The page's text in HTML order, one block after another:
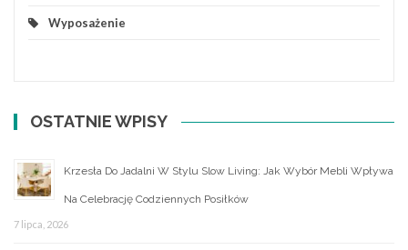
Wyposażenie
OSTATNIE WPISY
Krzesła Do Jadalni W Stylu Slow Living: Jak Wybór Mebli Wpływa
Na Celebrację Codziennych Posiłków
7 lipca, 2026